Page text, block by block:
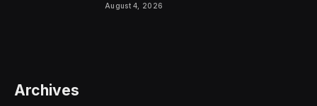
August 4, 2026
Archives